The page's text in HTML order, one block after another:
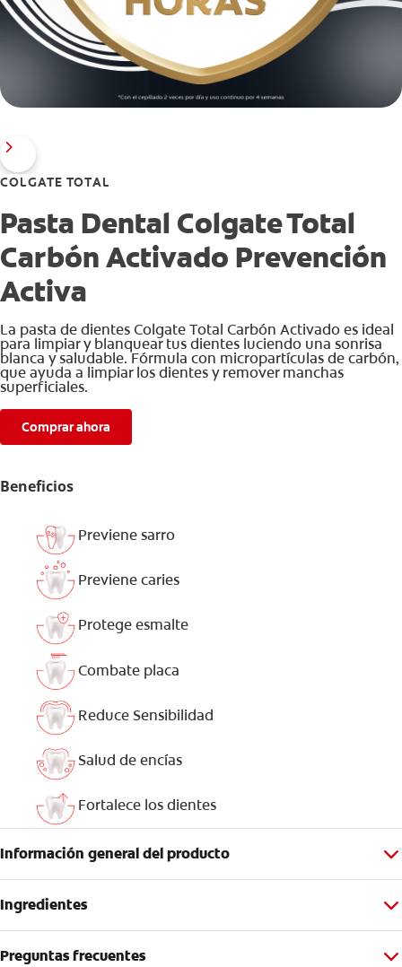
COLGATE TOTAL
Pasta Dental Colgate Total
Carbón Activado Prevención
Activa
La pasta de dientes Colgate Total Carbón Activado es ideal
para limpiar y blanquear tus dientes luciendo una sonrisa
blanca y saludable. Fórmula con micropartículas de carbón,
que ayuda a limpiar los dientes y remover manchas
superficiales.
Comprar ahora
Beneficios
Previene sarro
Previene caries
Protege esmalte
Combate placa
Reduce Sensibilidad
Salud de encías
Fortalece los dientes
Información general del producto
Ingredientes
Preguntas frecuentes